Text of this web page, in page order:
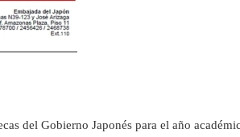
del Gobierno Japonés para el año